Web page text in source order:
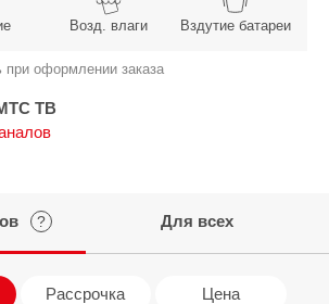
Возд. влаги Вздутие батареи
при оформлении заказа
ТВ
? Для всех
Рассрочка Цена